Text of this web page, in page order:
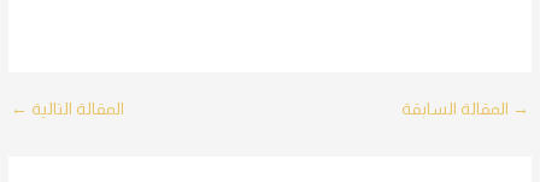
Post
→ المقالة السابقة المقالة التالية ←